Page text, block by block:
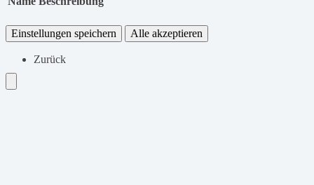
Einstellungen speichern Alle akzeptieren
Zurück